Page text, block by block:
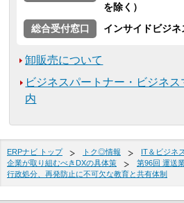
を除く）
総合受付窓口
インサイドビジ
卸販売について
ビジネスパートナー・ビジネ
内
ERPナビ トップ トク◎情報 IT＆ビジネ
企業が取り組むべきDXの具体策
第96回 運送
行政処分、再発防止に不可欠な教育と共有体制